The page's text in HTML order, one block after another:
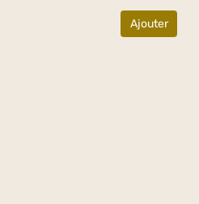
Ajouter